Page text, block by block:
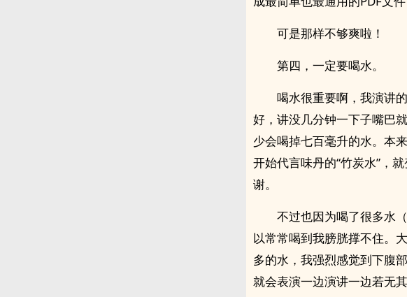
可是那样不够爽啦！
第四，一定要喝水。
喝水很重要啊，我演讲
好，讲没几分钟一下子嘴巴
少会喝掉七百毫升的水。本
开始代言味丹的“竹炭水”，
谢。
不过也因为喝了很多水
以常常喝到我膀胱撑不住。
多的水，我强烈感觉到下腹
就会表演一边演讲一边若无